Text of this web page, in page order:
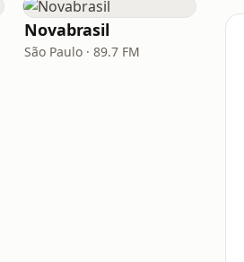
Novabrasil
São Paulo · 89.7 FM